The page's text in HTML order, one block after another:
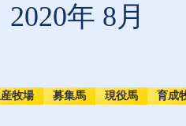
2020年 8月
牧場 募集馬 現役馬 育成